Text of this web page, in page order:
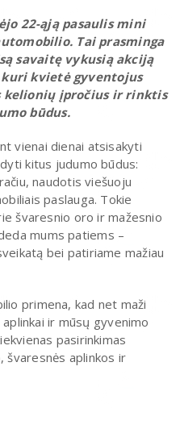
22-ąją pasaulis mini
Tai prasminga
savaitę vykusią akciją
kuri kvietė gyventojus
kelionių įpročius ir rinktis
būdus.
vienai dienai atsisakyti
kitus judumo būdus:
naudotis viešuoju
paslauga. Tokie
švaresnio oro ir mažesnio
mums patiems –
bei patiriame mažiau
primena, kad net maži
ir mūsų gyvenimo
pasirinkimas
švaresnės aplinkos ir